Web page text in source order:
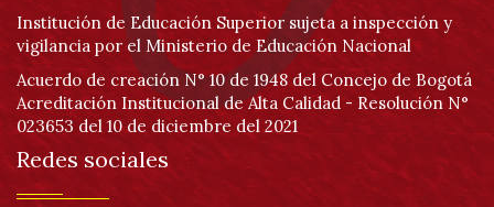
Institución de Educación Superior sujeta a inspección y
vigilancia por el Ministerio de Educación Nacional
Acuerdo de creación N° 10 de 1948 del Concejo de Bogotá
Acreditación Institucional de Alta Calidad - Resolución N°
023653 del 10 de diciembre del 2021
Redes sociales